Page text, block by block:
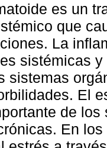
es un
que
La
sistémicas
sistemas
El
de
En